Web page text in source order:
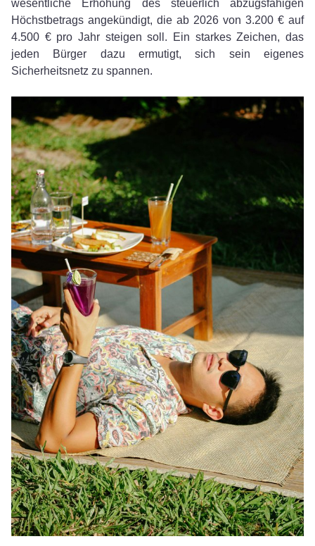
wesentliche Erhöhung des steuerlich abzugsfähigen
Höchstbetrags angekündigt, die ab 2026 von 3.200 € auf
4.500 € pro Jahr steigen soll. Ein starkes Zeichen, das
jeden Bürger dazu ermutigt, sich sein eigenes
Sicherheitsnetz zu spannen.